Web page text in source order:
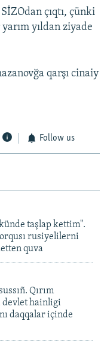
çıqtı, çünki
yıldan ziyade
qarşı cinaiy
Follow us
taşlap kettim".
rusiyelilerni
quva
Qırım
hainligi
daqqalar içinde